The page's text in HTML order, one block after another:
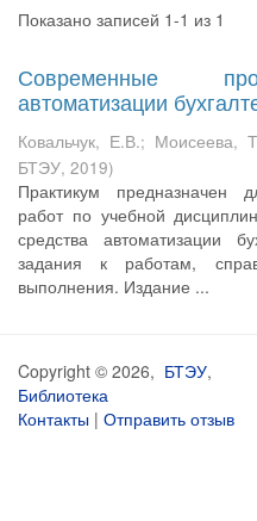
Показано записей 1-1 из 1
Современные
автоматизации
Ковальчук, Е.В.; Моисеева,
БТЭУ, 2019)
Практикум предназначен
работ по учебной
средства автоматизации
задания к работам,
выполнения. Издание ...
Copyright © 2026, БТЭУ,
Библиотека
Контакты | Отправить отзыв